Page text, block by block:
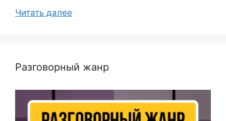
Читать далее
Разговорный жанр